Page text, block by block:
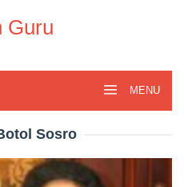
Guru
MENU
Sosro